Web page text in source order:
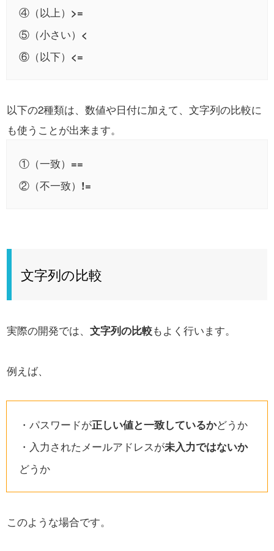
④（以上） >=
⑤（小さい） <
⑥（以下） <=
以下の2種類は、数値や日付に加えて、文字列の比較に
も使うことが出来ます。
①（一致） ==
②（不一致） !=
文字列の比較
実際の開発では、 文字列の比較もよく行います。
例えば、
・パスワードが正しい値と一致しているかどうか
・入力されたメールアドレスが未入力ではないか
どうか
このような場合です。